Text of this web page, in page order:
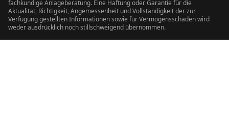
fachkundige Anlageberatung. Eine Haftung oder Garantie für die
Aktualität, Richtigkeit, Angemessenheit und Vollständigkeit der zur
Verfügung gestellten Informationen sowie für Vermögensschäden wird
weder ausdrücklich noch stillschweigend übernommen.